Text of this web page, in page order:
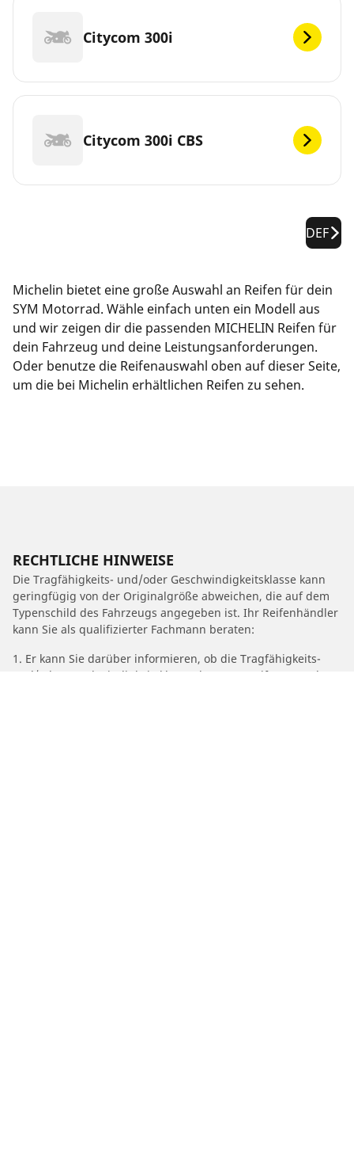
Citycom 300i
Citycom 300i CBS
DEF
Michelin bietet eine große Auswahl an Reifen für dein
SYM Motorrad. Wähle einfach unten ein Modell aus
und wir zeigen dir die passenden MICHELIN Reifen für
dein Fahrzeug und deine Leistungsanforderungen.
Oder benutze die Reifenauswahl oben auf dieser Seite,
um die bei Michelin erhältlichen Reifen zu sehen.
RECHTLICHE HINWEISE
Die Tragfähigkeits- und/oder Geschwindigkeitsklasse kann
geringfügig von der Originalgröße abweichen, die auf dem
Typenschild des Fahrzeugs angegeben ist. Ihr Reifenhändler
kann Sie als qualifizierter Fachmann beraten:
1. Er kann Sie darüber informieren, ob die Tragfähigkeits-
und/oder Geschwindigkeitsklasse des Ersatzreifens von der